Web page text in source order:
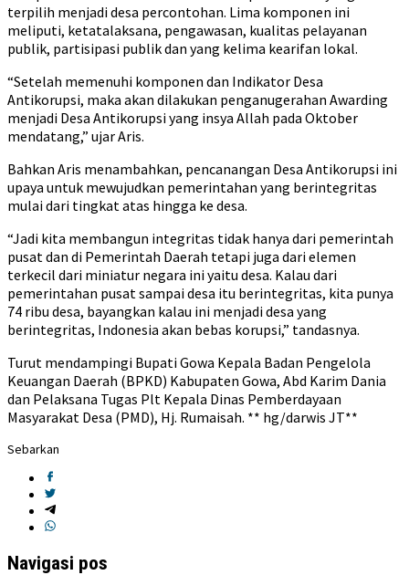
terpilih menjadi desa percontohan. Lima komponen ini
meliputi, ketatalaksana, pengawasan, kualitas pelayanan
publik, partisipasi publik dan yang kelima kearifan lokal.
“Setelah memenuhi komponen dan Indikator Desa
Antikorupsi, maka akan dilakukan penganugerahan Awarding
menjadi Desa Antikorupsi yang insya Allah pada Oktober
mendatang,” ujar Aris.
Bahkan Aris menambahkan, pencanangan Desa Antikorupsi ini
upaya untuk mewujudkan pemerintahan yang berintegritas
mulai dari tingkat atas hingga ke desa.
“Jadi kita membangun integritas tidak hanya dari pemerintah
pusat dan di Pemerintah Daerah tetapi juga dari elemen
terkecil dari miniatur negara ini yaitu desa. Kalau dari
pemerintahan pusat sampai desa itu berintegritas, kita punya
74 ribu desa, bayangkan kalau ini menjadi desa yang
berintegritas, Indonesia akan bebas korupsi,” tandasnya.
Turut mendampingi Bupati Gowa Kepala Badan Pengelola
Keuangan Daerah (BPKD) Kabupaten Gowa, Abd Karim Dania
dan Pelaksana Tugas Plt Kepala Dinas Pemberdayaan
Masyarakat Desa (PMD), Hj. Rumaisah. ** hg/darwis JT**
Sebarkan
Navigasi pos